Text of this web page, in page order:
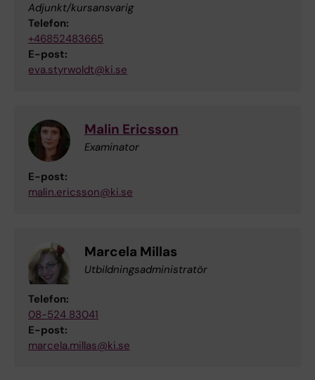
Adjunkt/kursansvarig
Telefon:
+46852483665
E-post:
eva.styrwoldt@ki.se
Malin Ericsson
Examinator
E-post:
malin.ericsson@ki.se
Marcela Millas
Utbildningsadministratör
Telefon:
08-524 83041
E-post:
marcela.millas@ki.se